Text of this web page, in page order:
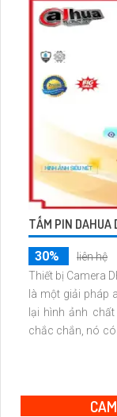
từ xa bằng điện
TẤM PIN
30%
liên hệ
Thiết bị Camera
là một giải pháp
lại hình ảnh chất lượng cao. Được
chắc chắn, nó có